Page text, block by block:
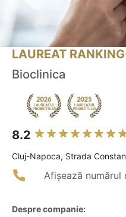
LAUREAT
Bioclinica
8.2
Cluj-Napoca, Strada
Afișează numărul
Despre companie: